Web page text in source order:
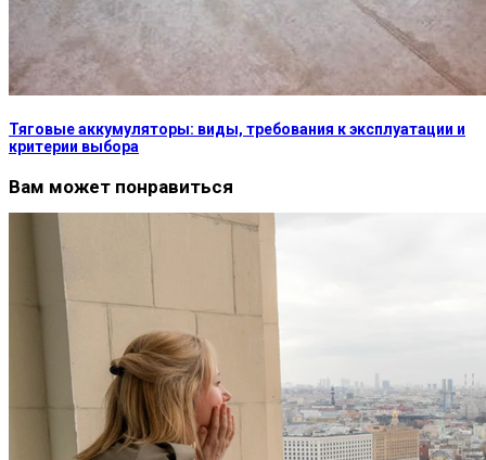
Тяговые аккумуляторы: виды, требования к эксплуатации и
критерии выбора
Вам может понравиться